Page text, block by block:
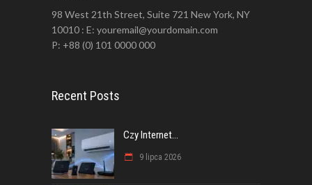
98 West 21th Street, Suite 721 New York, NY
10010 : E: youremail@yourdomain.com
P: +88 (0) 101 0000 000
Recent Posts
Czy Internet...
9 lipca 2026